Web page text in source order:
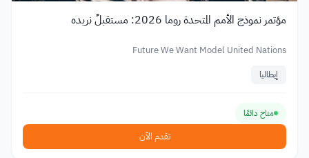
مؤتمر نموذج الأمم المتحدة روما 2026: مستقبلٌ نريده
Future We Want Model United Nations
إيطاليا
متاح دائمًا
تقدم الآن